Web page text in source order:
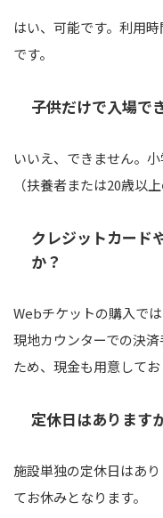
はい、可能です。利用
です。
子供だけで入場で
いいえ、できません。
（扶養者または20歳以
クレジットカード
か？
Webチケットの購入で
現地カウンターでの決
ため、現金も用意してお
定休日はあります
施設単独の定休日はあ
てお休みとなります。